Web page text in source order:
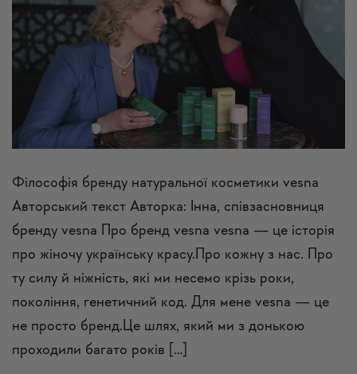
Філософія бренду натуральної косметики vesna
Авторський текст Авторка: Інна, співзасновниця
бренду vesna Про бренд vesna vesna — це історія
про жіночу українську красу.Про кожну з нас. Про
ту силу й ніжність, які ми несемо крізь роки,
покоління, генетичний код. Для мене vesna — це
не просто бренд.Це шлях, який ми з донькою
проходили багато років […]